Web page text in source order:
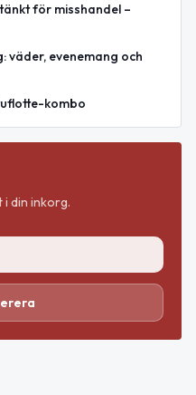
för misshandel –
väder, evenemang och
kombo
i din inkorg.